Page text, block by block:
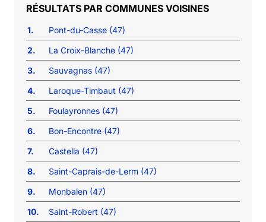
COMMUNES VOISINES
1.
Pont-du-Casse (47)
2.
La Croix-Blanche (47)
3.
Sauvagnas (47)
4.
Laroque-Timbaut (47)
5.
Foulayronnes (47)
6.
Bon-Encontre (47)
7.
Castella (47)
8.
Saint-Caprais-de-Lerm (47)
9.
Monbalen (47)
10.
Saint-Robert (47)